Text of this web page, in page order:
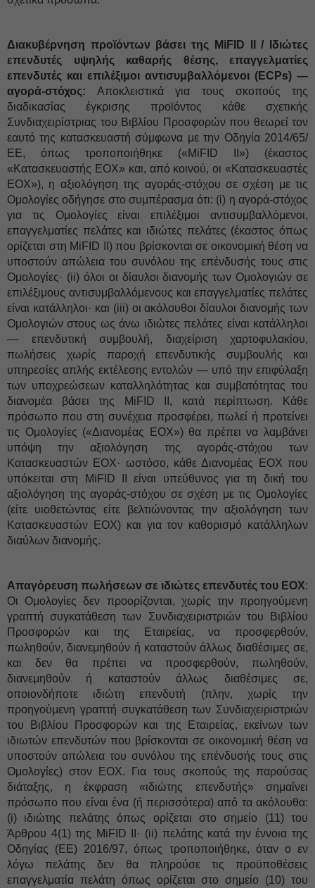
Διακυβέρνηση προϊόντων βάσει της MiFID II / Ιδιώτες
επενδυτές υψηλής καθαρής θέσης, επαγγελματίες
επενδυτές και επιλέξιμοι αντισυμβαλλόμενοι (ECPs) —
αγορά-στόχος:Αποκλειστικά για τους σκοπούς της
διαδικασίας έγκρισης προϊόντος κάθε σχετικής
Συνδιαχειρίστριας του Βιβλίου Προσφορών που θεωρεί τον
εαυτό της κατασκευαστή σύμφωνα με την Οδηγία 2014/65/
ΕΕ, όπως τροποποιήθηκε («MiFID II») (έκαστος
«Κατασκευαστής ΕΟΧ» και, από κοινού, οι «Κατασκευαστές
ΕΟΧ»), η αξιολόγηση της αγοράς-στόχου σε σχέση με τις
Ομολογίες οδήγησε στο συμπέρασμα ότι: (i) η αγορά-στόχος
για τις Ομολογίες είναι επιλέξιμοι αντισυμβαλλόμενοι,
επαγγελματίες πελάτες και ιδιώτες πελάτες (έκαστος όπως
ορίζεται στη MiFID II) που βρίσκονται σε οικονομική θέση να
υποστούν απώλεια του συνόλου της επένδυσής τους στις
Ομολογίες· (ii) όλοι οι δίαυλοι διανομής των Ομολογιών σε
επιλέξιμους αντισυμβαλλόμενους και επαγγελματίες πελάτες
είναι κατάλληλοι· και (iii) οι ακόλουθοι δίαυλοι διανομής των
Ομολογιών στους ως άνω ιδιώτες πελάτες είναι κατάλληλοι
— επενδυτική συμβουλή, διαχείριση χαρτοφυλακίου,
πωλήσεις χωρίς παροχή επενδυτικής συμβουλής και
υπηρεσίες απλής εκτέλεσης εντολών — υπό την επιφύλαξη
των υποχρεώσεων καταλληλότητας και συμβατότητας του
διανομέα βάσει της MiFID II, κατά περίπτωση. Κάθε
πρόσωπο που στη συνέχεια προσφέρει, πωλεί ή προτείνει
τις Ομολογίες («Διανομέας ΕΟΧ») θα πρέπει να λαμβάνει
υπόψη την αξιολόγηση της αγοράς-στόχου των
Κατασκευαστών ΕΟΧ· ωστόσο, κάθε Διανομέας ΕΟΧ που
υπόκειται στη MiFID II είναι υπεύθυνος για τη δική του
αξιολόγηση της αγοράς-στόχου σε σχέση με τις Ομολογίες
(είτε υιοθετώντας είτε βελτιώνοντας την αξιολόγηση των
Κατασκευαστών ΕΟΧ) και για τον καθορισμό κατάλληλων
διαύλων διανομής.
Απαγόρευση πωλήσεων σε ιδιώτες επενδυτές του ΕΟΧ:
Οι Ομολογίες δεν προορίζονται, χωρίς την προηγούμενη
γραπτή συγκατάθεση των Συνδιαχειριστριών του Βιβλίου
Προσφορών και της Εταιρείας, να προσφερθούν,
πωληθούν, διανεμηθούν ή καταστούν άλλως διαθέσιμες σε,
και δεν θα πρέπει να προσφερθούν, πωληθούν,
διανεμηθούν ή καταστούν άλλως διαθέσιμες σε,
οποιονδήποτε ιδιώτη επενδυτή (πλην, χωρίς την
προηγούμενη γραπτή συγκατάθεση των Συνδιαχειριστριών
του Βιβλίου Προσφορών και της Εταιρείας, εκείνων των
ιδιωτών επενδυτών που βρίσκονται σε οικονομική θέση να
υποστούν απώλεια του συνόλου της επένδυσής τους στις
Ομολογίες) στον ΕΟΧ. Για τους σκοπούς της παρούσας
διάταξης, η έκφραση «ιδιώτης επενδυτής» σημαίνει
πρόσωπο που είναι ένα (ή περισσότερα) από τα ακόλουθα:
(i) ιδιώτης πελάτης όπως ορίζεται στο σημείο (11) του
Άρθρου 4(1) της MiFID II· (ii) πελάτης κατά την έννοια της
Οδηγίας (ΕΕ) 2016/97, όπως τροποποιήθηκε, όταν ο εν
λόγω πελάτης δεν θα πληρούσε τις προϋποθέσεις
επαγγελματία πελάτη όπως ορίζεται στο σημείο (10) του